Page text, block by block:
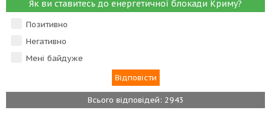
Як ви ставитесь до енергетичної блокади Криму?
Позитивно
Негативно
Мені байдуже
Всього відповідей: 2943